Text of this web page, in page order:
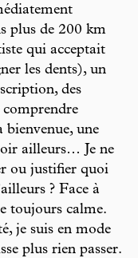
plus de 200 km
qui acceptait
les dents), un
des
bienvenue, une
ailleurs… Je ne
ou justifier quoi
? Face à
toujours calme.
je suis en mode
plus rien passer.